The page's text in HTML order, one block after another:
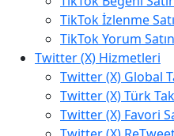
TikTok İzlenme
TikTok Yorum
Twitter (X) Hizmetleri
Twitter (X) Global
Twitter (X) Türk
Twitter (X) Favori